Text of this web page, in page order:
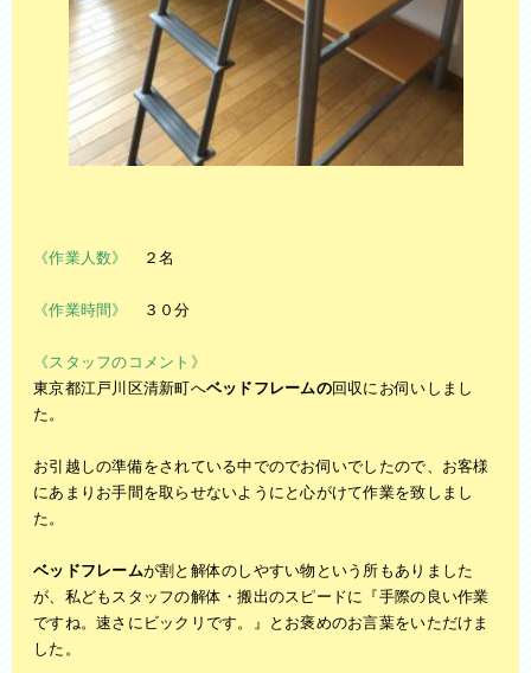
《作業人数》 ２名
《作業時間》 ３０分
《スタッフのコメント》
東京都江戸川区清新町へベッドフレームの回収にお伺いしまし
た。
お引越しの準備をされている中でのでお伺いでしたので、お客様
にあまりお手間を取らせないようにと心がけて作業を致しまし
た。
ベッドフレームが割と解体のしやすい物という所もありました
が、私どもスタッフの解体・搬出のスピードに『手際の良い作業
ですね。速さにビックリです。』とお褒めのお言葉をいただけま
した。